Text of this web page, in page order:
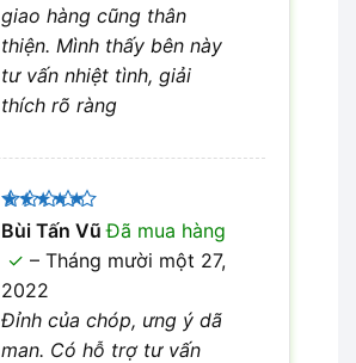
giao hàng cũng thân
thiện. Mình thấy bên này
tư vấn nhiệt tình, giải
thích rõ ràng
Được xếp
5
sao
Bùi Tấn VũĐã mua hàng
– Tháng mười một 27,
2022
Đỉnh của chóp, ưng ý dã
man. Có hỗ trợ tư vấn